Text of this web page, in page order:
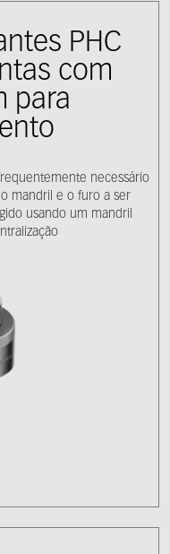
PHC
com
para
necessário
mandril e o furo a ser
usando um mandril